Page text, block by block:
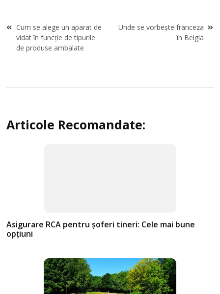
Navigare
în
articole
Cum se alege un aparat de
vidat în funcție de tipurile
de produse ambalate
Unde se vorbește franceza
în Belgia
Articole Recomandate:
Asigurare RCA pentru șoferi tineri: Cele mai bune
opțiuni